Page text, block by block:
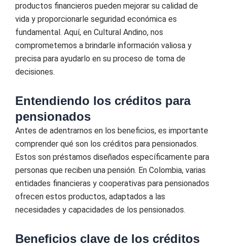
productos financieros pueden mejorar su calidad de
vida y proporcionarle seguridad económica es
fundamental. Aquí, en Cultural Andino, nos
comprometemos a brindarle información valiosa y
precisa para ayudarlo en su proceso de toma de
decisiones.
Entendiendo los créditos para
pensionados
Antes de adentrarnos en los beneficios, es importante
comprender qué son los créditos para pensionados.
Estos son préstamos diseñados específicamente para
personas que reciben una pensión. En Colombia, varias
entidades financieras y cooperativas para pensionados
ofrecen estos productos, adaptados a las
necesidades y capacidades de los pensionados.
Beneficios clave de los créditos